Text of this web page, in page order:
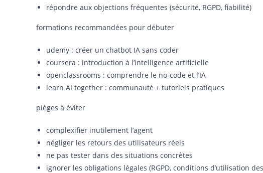
répondre aux objections fréquentes (sécurité, RGPD, fiabilité)
formations recommandées pour débuter
udemy : créer un chatbot IA sans coder
coursera : introduction à l’intelligence artificielle
openclassrooms : comprendre le no-code et l’IA
learn AI together : communauté + tutoriels pratiques
pièges à éviter
complexifier inutilement l’agent
négliger les retours des utilisateurs réels
ne pas tester dans des situations concrètes
ignorer les obligations légales (RGPD, conditions d’utilisation